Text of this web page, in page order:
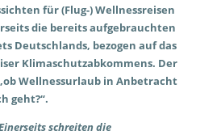
für (Flug-) Wellnessreisen
die bereits aufgebrauchten
Deutschlands, bezogen auf das
Klimaschutzabkommens. Der
Wellnessurlaub in Anbetracht
geht?“.
schreiten die